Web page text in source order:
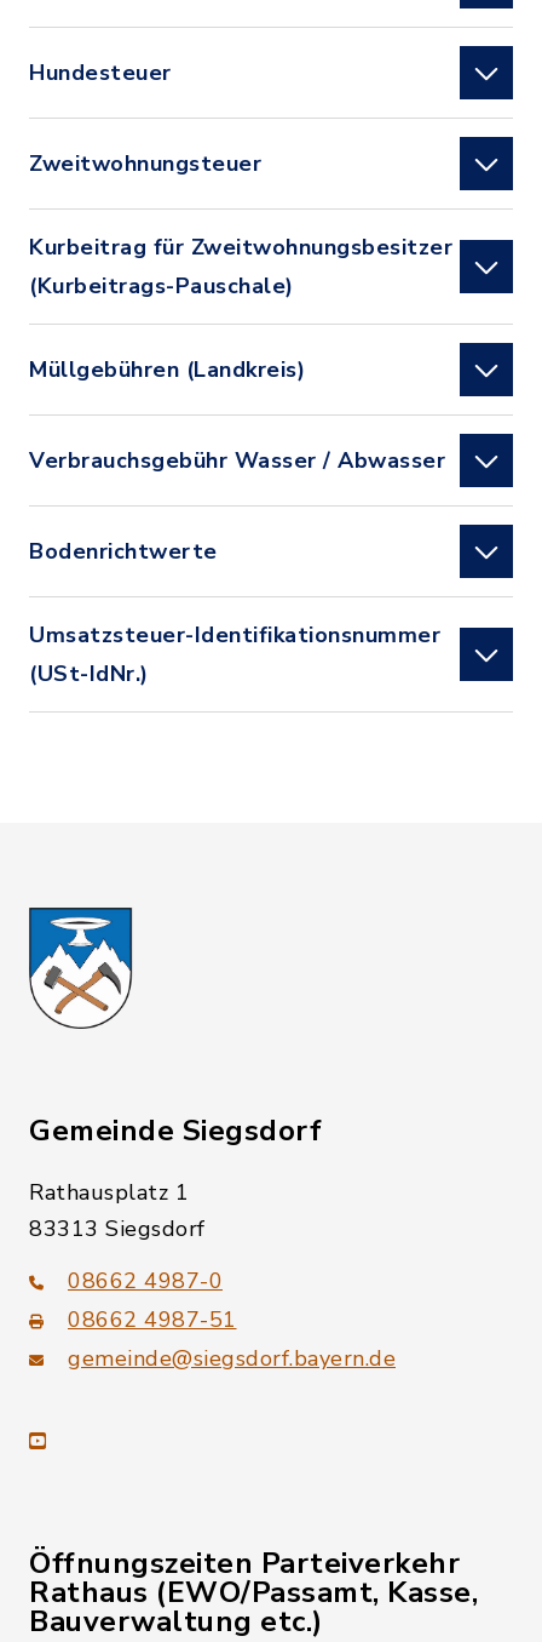
Hundesteuer
Zweitwohnungsteuer
Kurbeitrag für Zweitwohnungsbesitzer
(Kurbeitrags-Pauschale)
Müllgebühren (Landkreis)
Verbrauchsgebühr Wasser / Abwasser
Bodenrichtwerte
Umsatzsteuer-Identifikationsnummer
(USt-IdNr.)
Gemeinde Siegsdorf
Rathausplatz 1
83313 Siegsdorf
08662 4987-0
08662 4987-51
gemeinde@siegsdorf.bayern.de
youtube
Öffnungszeiten Parteiverkehr
Rathaus (EWO/Passamt, Kasse,
Bauverwaltung etc.)